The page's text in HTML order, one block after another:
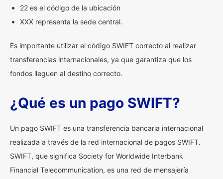
22 es el código de la ubicación
XXX representa la sede central.
Es importante utilizar el código SWIFT correcto al realizar
transferencias internacionales, ya que garantiza que los
fondos lleguen al destino correcto.
¿Qué es un pago SWIFT?
Un pago SWIFT es una transferencia bancaria internacional
realizada a través de la red internacional de pagos SWIFT.
SWIFT, que significa Society for Worldwide Interbank
Financial Telecommunication, es una red de mensajería